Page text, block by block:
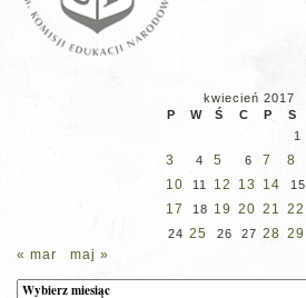
kwiecień 2017
P
W Ś C P S
1
3
4 5 6 7 8
10
11 12 13 14 15
17 18 19 20 21 22
24 25 26 27 28 29
« mar
maj »
Archiwum